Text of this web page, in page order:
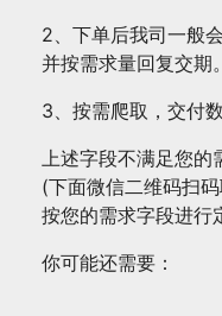
2、下单后我司一般
并按需求量回复交期。
3、按需爬取，交付
上述字段不满足您
(下面微信二维码扫
按您的需求字段进行
你可能还需要：